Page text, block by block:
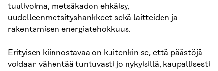
tuulivoima, metsäkadon ehkäisy,
uudelleenmetsityshankkeet sekä laitteiden ja
rakentamisen energiatehokkuus.
Erityisen kiinnostavaa on kuitenkin se, että päästöjä
voidaan vähentää tuntuvasti jo nykyisillä, kaupallisesti